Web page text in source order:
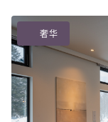
奢华